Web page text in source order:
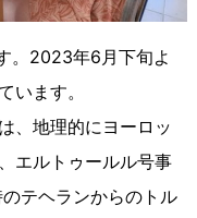
。 2023年6 月下旬よ
います。
、地理的にヨーロッ
エルトゥールル号事
テヘランからのトル